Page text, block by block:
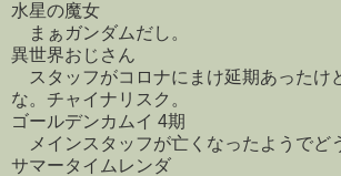
水星の魔女
まぁガンダムだし。
異世界おじさん
スタッフがコロナにまけ延期あったけ
な。チャイナリスク。
ゴールデンカムイ 4期
メインスタッフが亡くなったようでど
サマータイムレンダ